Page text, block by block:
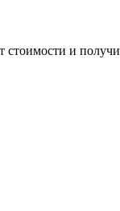
стоимости и